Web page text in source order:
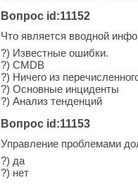
Вопрос id:11152
Что является вводной
?) Известные ошибки.
?) CMDB
?) Ничего из
?) Основные инциденты
?) Анализ тенденций
Вопрос id:11153
Управление проблемами
?) да
?) нет